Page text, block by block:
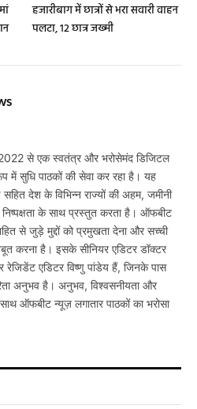
हजारीबाग में छात्रों से भरा सवारी वाहन
पलटा, 12 छात्र जख्मी
से एक स्वतंत्र और भरोसेमंद डिजिटल
में सुधि पाठकों की सेवा कर रहा है। यह
देश के विभिन्न राज्यों की अहम, जमीनी
के साथ प्रस्तुत करता है। ऑफबीट
से जुड़े मुद्दों को प्रमुखता देना और सच्ची
करना है। इसके सीनियर एडिटर डॉक्टर
एडिटर विष्णु पांडेय हैं, जिनके पास
अनुभव है। अनुभव, विश्वसनीयता और
ऑफबीट न्यूज़ लगातार पाठकों का भरोसा